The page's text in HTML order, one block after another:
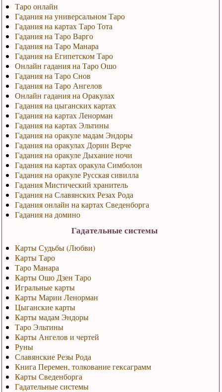
Таро онлайн
Гадания на универсальном Таро
Гадания на картах Таро Тота
Гадания на Таро Варго
Гадания на Таро Манара
Гадания на Египетском Таро
Онлайн гадания на Таро Ошо
Гадания на Таро Снов
Гадания на Таро Ангелов
Онлайн гадания на Оракулах
Гадания на цыганских картах
Гадания на картах Ленорман
Гадания на картах Эльтины
Гадания на оракуле мадам Эндоры
Гадания на оракулах Дорин Верче
Гадания на оракуле Дыхание ночи
Гадания на картах оракула Симболон
Гадания на оракуле Русская сивилла
Гадания Мистический хранитель
Гадания на Славянских Резах Рода
Гадания онлайн на картах Сведенборга
Гадания на домино
Гадательные системы
Карты Судьбы (Любви)
Карты Таро
Таро Манара
Карты Ошо Дзен Таро
Игральные карты
Карты Марии Ленорман
Цыганские карты
Карты мадам Эндоры
Таро Эльтины
Карты Ангелов и чертей
Руны
Славянские Резы Рода
Книга Перемен, толкование гексаграмм
Карты Сведенборга
Гадательные системы